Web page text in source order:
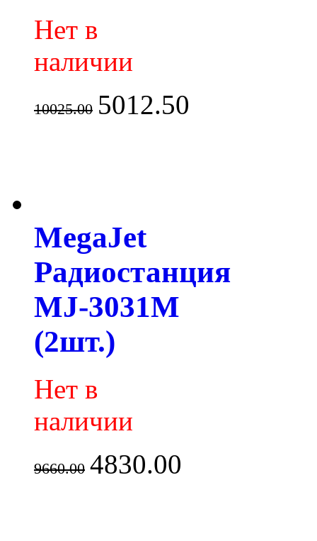
Нет в
наличии
10025.00 5012.50
MegaJet
Радиостанция
MJ-3031M
(2шт.)
Нет в
наличии
9660.00 4830.00